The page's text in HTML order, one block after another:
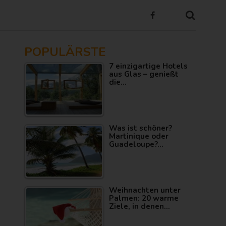
POPULÄRSTE
7 einzigartige Hotels
aus Glas – genießt
die…
Was ist schöner?
Martinique oder
Guadeloupe?…
Weihnachten unter
Palmen: 20 warme
Ziele, in denen…